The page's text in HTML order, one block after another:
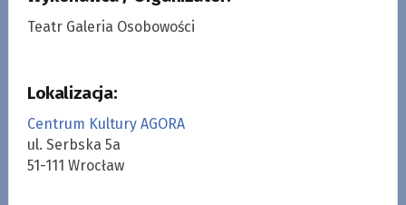
Teatr Galeria Osobowości
Lokalizacja:
Centrum Kultury AGORA
ul. Serbska 5a
51-111 Wrocław